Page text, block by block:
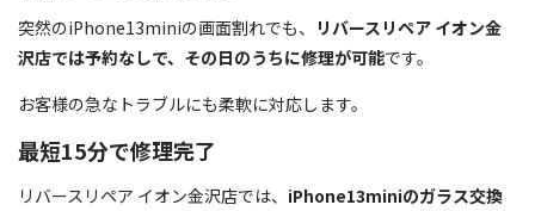
突然のiPhone13miniの画面割れでも、 リバースリペア イオン金
沢店では予約なしで、その日のうちに修理が可能です。
お客様の急なトラブルにも柔軟に対応します。
最短15分で修理完了
リバースリペア イオン金沢店では、 iPhone13miniのガラス交換